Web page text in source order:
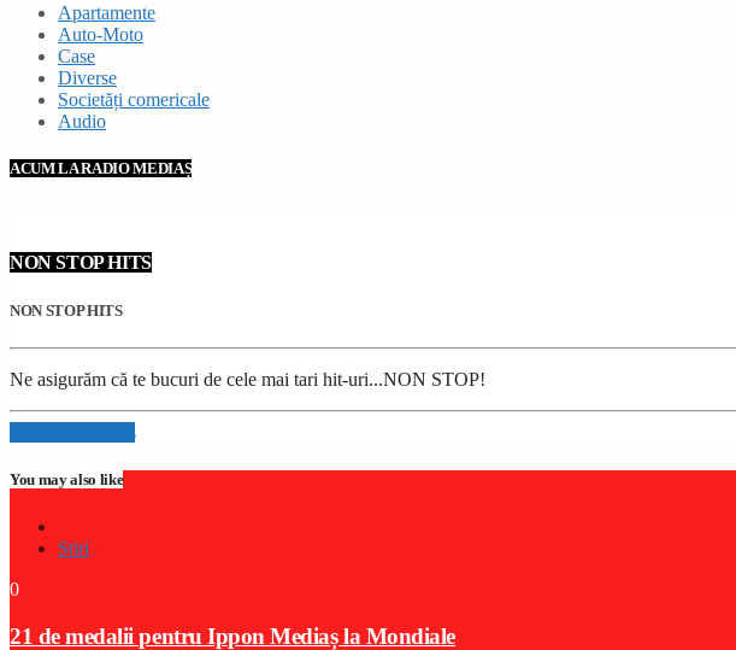
Apartamente
Auto-Moto
Case
Diverse
Societăți comericale
Audio
ACUM LA RADIO MEDIAȘ
NON STOP HITS
NON STOP HITS
Ne asigurăm că te bucuri de cele mai tari hit-uri...NON STOP!
Info and episodes
You may also like
Stiri
0
21 de medalii pentru Ippon Mediaș la Mondiale